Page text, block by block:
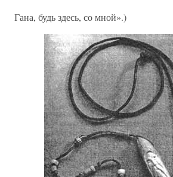
Гана, будь здесь, со мной».)